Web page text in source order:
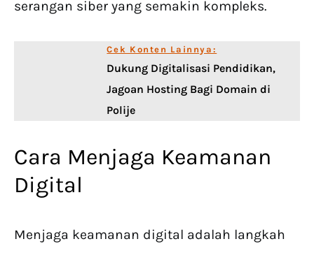
serangan siber yang semakin kompleks.
Cek Konten Lainnya:
Dukung Digitalisasi Pendidikan,
Jagoan Hosting Bagi Domain di
Polije
Cara Menjaga Keamanan
Digital
Menjaga keamanan digital adalah langkah